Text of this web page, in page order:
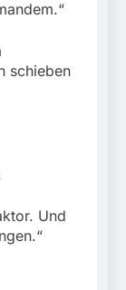
schieben
Und